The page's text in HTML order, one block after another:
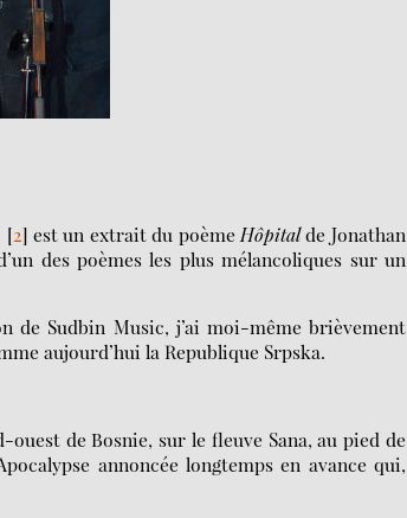
[2] est un extrait du poème Hôpitalde Jonathan
des poèmes les plus mélancoliques sur un
de Sudbin Music, j’ai moi-même brièvement
aujourd’hui la Republique Srpska.
de Bosnie, sur le fleuve Sana, au pied de
annoncée longtemps en avance qui,